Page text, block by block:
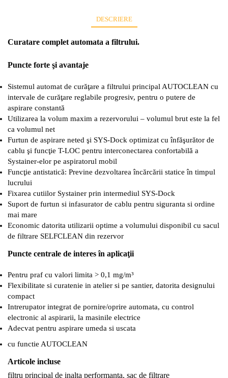
DESCRIERE
Curatare complet automata a filtrului.
Puncte forte şi avantaje
Sistemul automat de curăţare a filtrului principal AUTOCLEAN cu
intervale de curăţare reglabile progresiv, pentru o putere de
aspirare constantă
Utilizarea la volum maxim a rezervorului – volumul brut este la fel
ca volumul net
Furtun de aspirare neted şi SYS-Dock optimizat cu înfăşurător de
cablu şi funcţie T-LOC pentru interconectarea confortabilă a
Systainer-elor pe aspiratorul mobil
Funcţie antistatică: Previne dezvoltarea încărcării statice în timpul
lucrului
Fixarea cutiilor Systainer prin intermediul SYS-Dock
Suport de furtun si infasurator de cablu pentru siguranta si ordine
mai mare
Economic datorita utilizarii optime a volumului disponibil cu sacul
de filtrare SELFCLEAN din rezervor
Puncte centrale de interes în aplicaţii
Pentru praf cu valori limita > 0,1 mg/m³
Flexibilitate si curatenie in atelier si pe santier, datorita designului
compact
Intrerupator integrat de pornire/oprire automata, cu control
electronic al aspirarii, la masinile electrice
Adecvat pentru aspirare umeda si uscata
cu functie AUTOCLEAN
Articole incluse
filtru principal de inalta performanta, sac de filtrare